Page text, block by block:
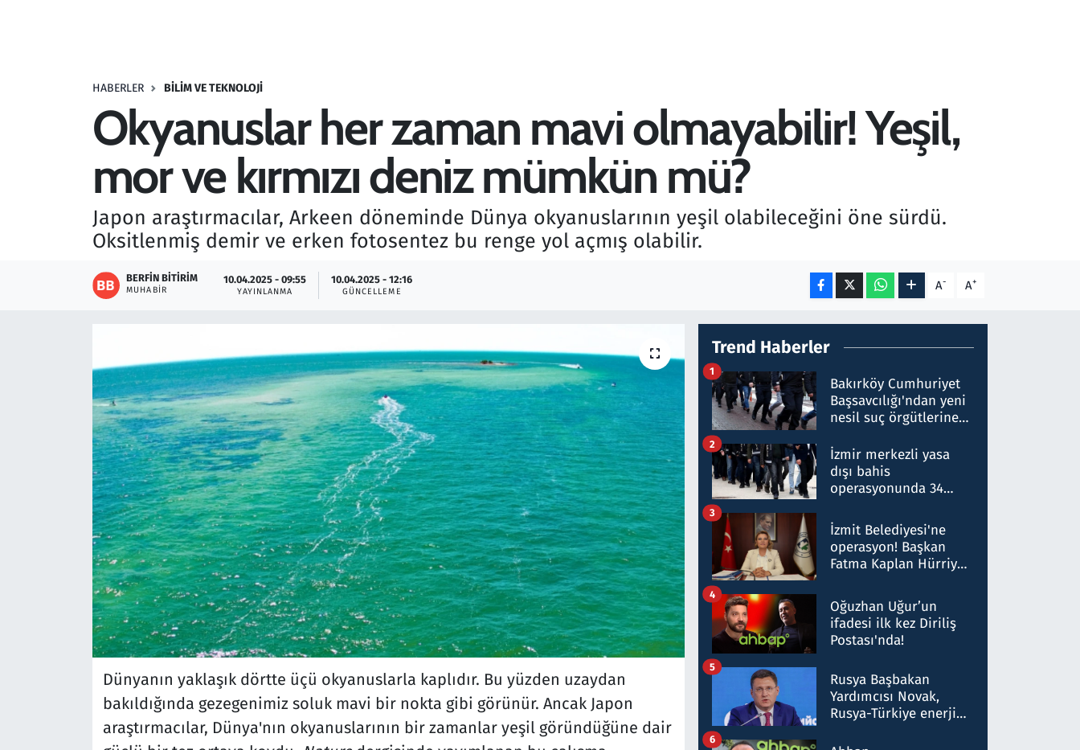
HABERLER BILIM VE TEKNOLOJI
Okyanuslar her zaman mavi olmayabilir! Yeşil,
mor ve kırmızı deniz mümkün mü?
Japon araştırmacılar, Arkeen döneminde Dünya okyanuslarının yeşil olabileceğini öne sürdü.
Oksitlenmiş demir ve erken fotosentez bu renge yol açmış olabilir.
BERFIN BITIRIM
MUHABIR
10.04.2025 - 09:55
YAYINLANMA
10.04.2025 - 12:16
GÜNCELLEME A- A+
Dünyanın yaklaşık dörtte üçü okyanuslarla kaplıdır. Bu yüzden uzaydan
bakıldığında gezegenimiz soluk mavi bir nokta gibi görünür. Ancak Japon
araştırmacılar, Dünya'nın okyanuslarının bir zamanlar yeşil göründüğüne dair
Trend Haberler
Bakırköy Cumhuriyet
Başsavcılığı'ndan yeni
nesil suç örgütlerine
hakkında gözaltı kararı
1
İzmir merkezli yasa
dışı bahis
operasyonunda 34
Milyar liralık para
trafiği tespit edildi
2
İzmit Belediyesi'ne
operasyon! Başkan
Fatma Kaplan Hürriyet
3
Oğuzhan Uğur’un
ifadesi ilk kez Diriliş
Postası'nda!
4
Rusya Başbakan
Yardımcısı Novak,
Rusya-Türkiye enerji
5
6
Teknoloji ve Bilim